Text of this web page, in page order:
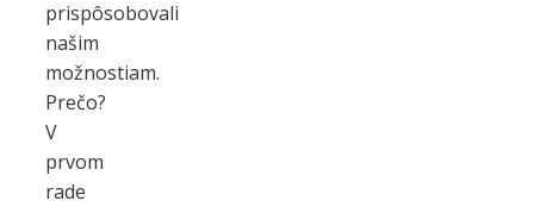
prispôsobovali
našim
možnostiam.
Prečo?
V
prvom
rade